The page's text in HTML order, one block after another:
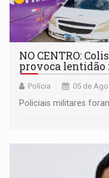
NO CENTRO:
provoca
Polícia 05 de
Policiais militares